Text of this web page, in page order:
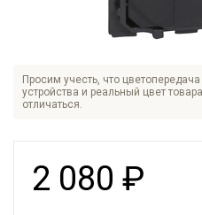
Просим учесть, что
устройства и реальный цвет
отличаться.
2 080 ₽